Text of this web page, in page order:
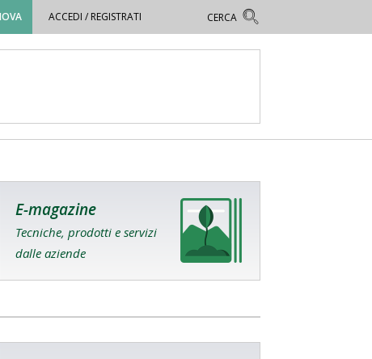
ACCEDI / REGISTRATI
E-magazine
Tecniche, prodotti e servizi
dalle aziende